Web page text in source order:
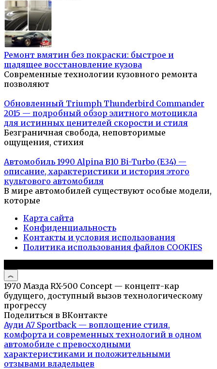
Ремонт вмятин без покраски: быстрое и
щадящее восстановление кузова
Современные технологии кузовного ремонта
позволяют
Обновленный Triumph Thunderbird Commander
2015 — подробный обзор элитного мотоцикла
для истинных ценителей скорости и стиля
Безграничная свобода, неповторимые
ощущения, стихия
Автомобиль 1990 Alpina B10 Bi-Turbo (E34) —
описание, характеристики и история этого
культового автомобиля
В мире автомобилей существуют особые модели,
которые
Карта сайта
Конфиденциальность
Контакты и условия использования
Политика использования файлов COOKIES
1970 Мазда RX-500 Concept — концепт-кар
будущего, доступный вызов технологическому
прогрессу
Поделиться в ВКонтакте
Ауди A7 Sportback — воплощение стиля,
комфорта и современных технологий в одном
автомобиле с превосходными
характеристиками и положительными
отзывами владельцев